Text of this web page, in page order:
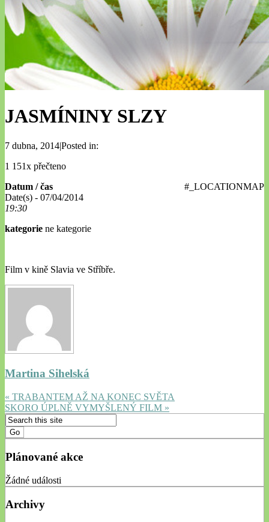
JASMÍNINY SLZY
7 dubna, 2014|Posted in:
1 151x přečteno
#_LOCATIONMAP
Datum / čas
Date(s) - 07/04/2014
19:30
kategorie ne kategorie
Film v kině Slavia ve Stříbře.
Martina Sihelská
« TRABANTEM AŽ NA KONEC SVĚTA
SKORO ÚPLNĚ VYMYŠLENÝ FILM »
Plánované akce
Žádné události
Archivy